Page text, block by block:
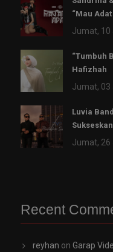
“Mau Adat
Jumat, 10
“Tumbuh
Hafizhah
Jumat, 03
Luvia
Jumat, 26
Recent
reyhan on Garap